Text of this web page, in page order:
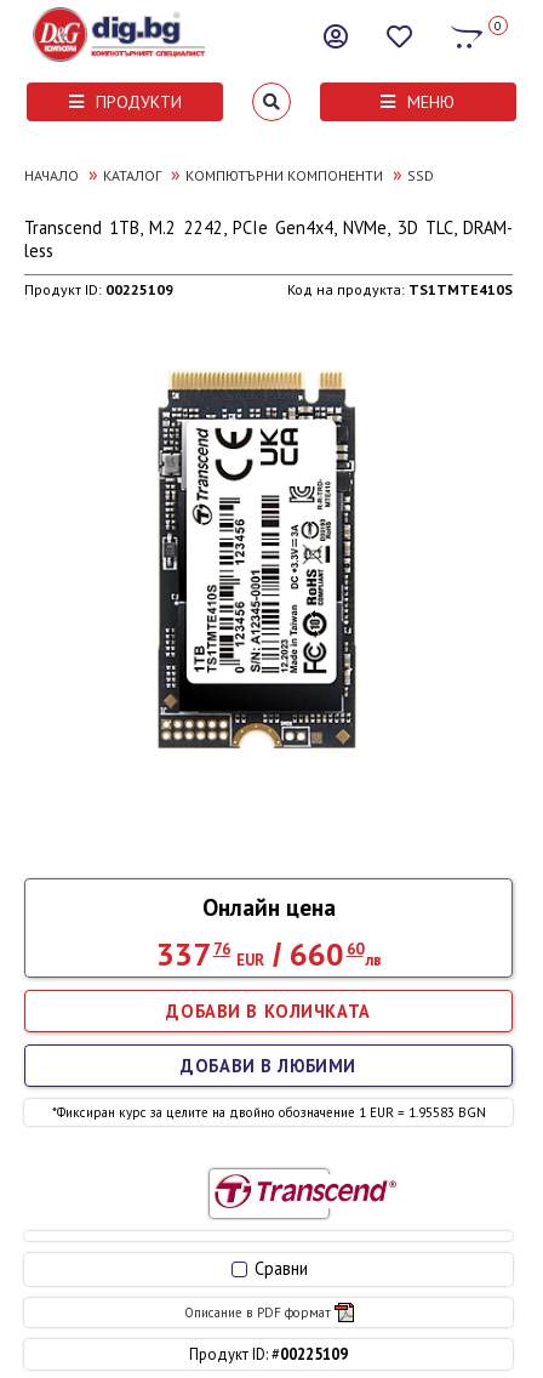
0
ПРОДУКТИ МЕНЮ
НАЧАЛО » КАТАЛОГ » КОМПЮТЪРНИ КОМПОНЕНТИ » SSD
Transcend 1TB, M.2 2242, PCIe Gen4x4, NVMe, 3D TLC, DRAM-
less
Продукт ID: 00225109 Код на продукта: TS1TMTE410S
Сравни
Описание в PDF формат
Продукт ID: #00225109
Онлайн цена
337 76
EUR/ 660 60
лв
*Фиксиран курс за целите на двойно обозначение 1 EUR = 1.95583 BGN
ДОБАВИ В ЛЮБИМИ